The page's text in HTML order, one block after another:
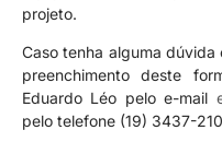
projeto.
Caso tenha alguma
preenchimento deste
Eduardo Léo pelo e-mail
pelo telefone (19) 3437-